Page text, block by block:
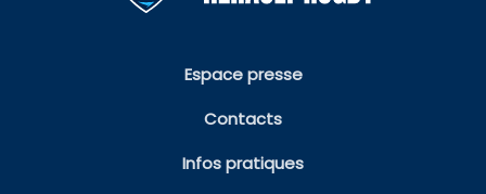
Espace presse
Contacts
Infos pratiques